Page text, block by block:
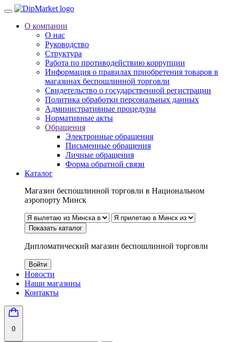
О компании
О нас
Руководство
Структура
Работа по противодействию коррупции
Информация о правилах приобретения товаров в
магазинах беспошлинной торговли
Свидетельство о государственной регистрации
Политика обработки персональных данных
Административные процедуры
Нормативные акты
Обращения
Электронные обращения
Письменные обращения
Личные обращения
Форма обратной связи
Каталог
Магазин беспошлинной торговли в Национальном
аэропорту Минск
Показать каталог
Дипломатический магазин беспошлинной торговли
Войти
Новости
Наши магазины
Контакты
0